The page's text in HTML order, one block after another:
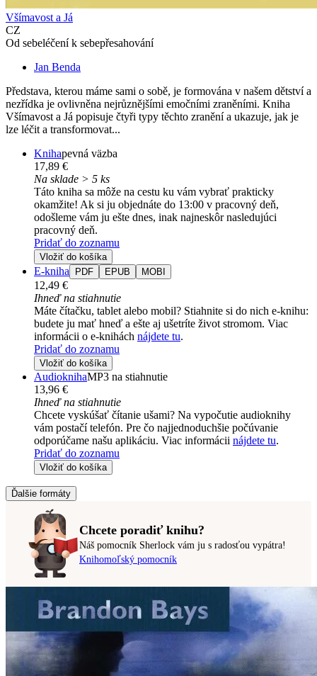
Všímavost a Já
CZ
Od sebeléčení k sebepřesahování
Jan Benda
Představa, kterou máme sami o sobě, je formována v našem dětství a
nezřídka je ovlivněna nejrůznějšími emočními zraněními. Kniha
Všímavost a Já popisuje čtyři typy těchto zranění a ukazuje, jak je
lze léčit a transformovat...
Knihapevná väzba
17,89 €
Na sklade > 5 ks
Táto kniha sa môže na cestu ku vám vybrať prakticky
okamžite! Ak si ju objednáte do 13:00 v pracovný deň,
odošleme vám ju ešte dnes, inak najneskôr nasledujúci
pracovný deň.
Pridať do zoznamu
Vložiť do košíka
E-kniha PDF EPUB MOBI
12,49 €
Ihneď na stiahnutie
Máte čítačku, tablet alebo mobil? Stiahnite si do nich e-knihu:
budete ju mať hneď a ešte aj ušetríte život stromom. Viac
informácii o e-knihách nájdete tu.
Pridať do zoznamu
Vložiť do košíka
AudioknihaMP3 na stiahnutie
13,96 €
Ihneď na stiahnutie
Chcete vyskúšať čítanie ušami? Na vypočutie audioknihy
vám postačí telefón. Pre čo najjednoduchšie počúvanie
odporúčame našu aplikáciu. Viac informácii nájdete tu.
Pridať do zoznamu
Vložiť do košíka
Ďalšie formáty
Chcete poradiť knihu?
Náš pomocník Sherlock vám ju s radosťou vypátra!
Knihomoľský pomocník